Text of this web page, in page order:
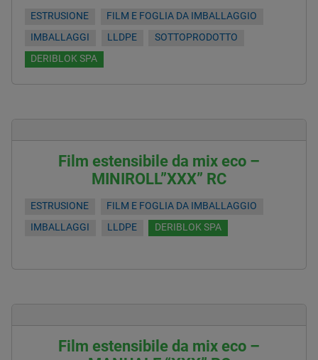
ESTRUSIONE
FILM E FOGLIA DA IMBALLAGGIO
IMBALLAGGI
LLDPE
SOTTOPRODOTTO
DERIBLOK SPA
Film estensibile da mix eco –
MINIROLL”XXX” RC
ESTRUSIONE
FILM E FOGLIA DA IMBALLAGGIO
IMBALLAGGI
LLDPE DERIBLOK SPA
Film estensibile da mix eco –